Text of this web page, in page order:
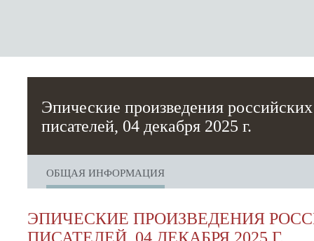
Эпические произведения российских
писателей, 04 декабря 2025 г.
ОБЩАЯ ИНФОРМАЦИЯ
ЭПИЧЕСКИЕ ПРОИЗВЕДЕНИЯ